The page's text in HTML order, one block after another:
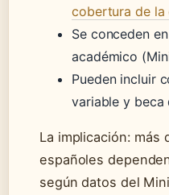
cobertura de la
Se conceden
académico
Pueden incluir
variable y beca
La implicación: más
españoles
según datos del